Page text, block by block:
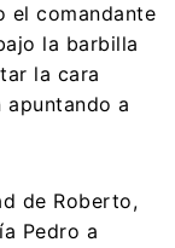
el comandante
la barbilla
la cara
a
de Roberto,
Pedro a